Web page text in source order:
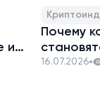
их
Почему
16.07.2026